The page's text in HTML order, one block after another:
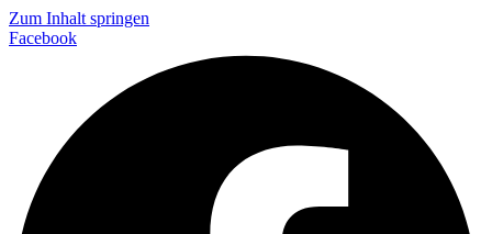
Zum Inhalt springen
Facebook